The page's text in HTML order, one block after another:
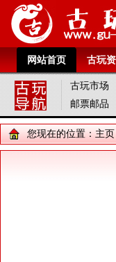
网站首页 古玩
古玩市场
邮票邮品
您现在的位置： 主页